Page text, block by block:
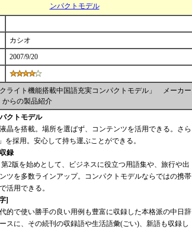
ンパクトモデル
カシオ
2007/9/20
クライト機能搭載中国語充実コンパクトモデル」 メーカー
からの製品紹介
クトモデル
晶を搭載。場所を選ばず、コンテンツを活用できる。さら
採用。安心して持ち運ぶことができる。
録
2版を始めとして、ビジネスに役立つ用語集や、旅行や出
ツを多数ラインアップ。コンパクトモデルならではの携帯
活用できる。
]
的で使い勝手の良い用例も豊富に収録した本格派の中日辞
スに、その続刊の収録語や生活語彙(ごい)、新語も収録し